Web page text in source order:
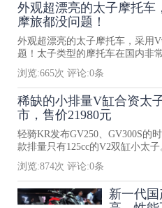
外观超漂亮的太子摩托车
摩旅都没问题！
外观超漂亮的太子摩托车，采用
题！太子类型的摩托车在国内非
浏览:665次 评论:0条
稀缺的小排量V缸合资太
市，售价21980元
轻骑KR发布GV250、GV300S的
款排量只有125cc的V2双缸小太
浏览:874次 评论:0条
新一代